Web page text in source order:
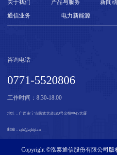
关于我们 产品与服务 新闻
通信业务
电力新能源
咨询电话
0771-5520806
工作时间： 8:30-18:00
地址： 广西南宁市民族大道180号金投中心大厦
邮箱： zjht@zjhtjt.cn
Copyright ©泓泰通信股份有限公司版